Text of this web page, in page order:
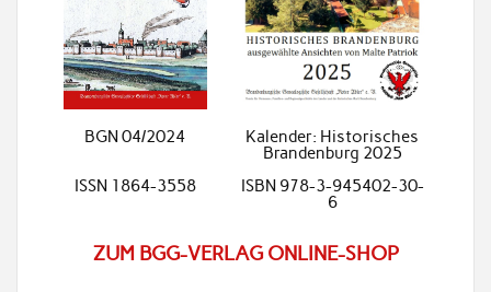
BGN 04/2024
Kalender: Historisches
Brandenburg 2025
ISSN 1864-3558
ISBN 978-3-945402-30-
6
ZUM BGG-VERLAG ONLINE-SHOP